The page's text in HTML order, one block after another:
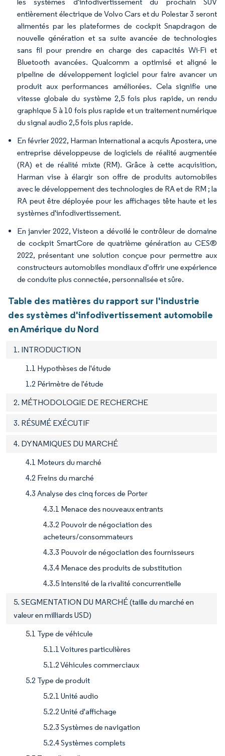
entièrement électrique de Volvo Cars et du Polestar 3 seront
alimentés par les plateformes de cockpit Snapdragon de
nouvelle génération et sa suite avancée de technologies
sans fil pour prendre en charge des capacités Wi-Fi et
Bluetooth avancées. Qualcomm a optimisé et aligné le
pipeline de développement logiciel pour faire avancer un
produit aux performances améliorées. Cela signifie une
vitesse globale du système 2,5 fois plus rapide, un rendu
graphique 5 à 10 fois plus rapide et un traitement numérique
du signal audio 2,5 fois plus rapide.
En février 2022, Harman International a acquis Apostera, une
entreprise développeuse de logiciels de réalité augmentée
(RA) et de réalité mixte (RM). Grâce à cette acquisition,
Harman vise à élargir son offre de produits automobiles
avec le développement des technologies de RA et de RM ; la
RA peut être déployée pour les affichages tête haute et les
systèmes d'infodivertissement.
En janvier 2022, Visteon a dévoilé le contrôleur de domaine
de cockpit SmartCore de quatrième génération au CES®
2022, présentant une solution conçue pour permettre aux
constructeurs automobiles mondiaux d'offrir une expérience
de conduite plus connectée, personnalisée et sûre.
Table des matières du rapport sur l'industrie
des systèmes d'infodivertissement automobile
en Amérique du Nord
1. INTRODUCTION
1.1 Hypothèses de l'étude
1.2 Périmètre de l'étude
2. MÉTHODOLOGIE DE RECHERCHE
3. RÉSUMÉ EXÉCUTIF
4. DYNAMIQUES DU MARCHÉ
4.1 Moteurs du marché
4.2 Freins du marché
4.3 Analyse des cinq forces de Porter
4.3.1 Menace des nouveaux entrants
4.3.2 Pouvoir de négociation des
acheteurs/consommateurs
4.3.3 Pouvoir de négociation des fournisseurs
4.3.4 Menace des produits de substitution
4.3.5 Intensité de la rivalité concurrentielle
5. SEGMENTATION DU MARCHÉ (taille du marché en
valeur en milliards USD)
5.1 Type de véhicule
5.1.1 Voitures particulières
5.1.2 Véhicules commerciaux
5.2 Type de produit
5.2.1 Unité audio
5.2.2 Unité d'affichage
5.2.3 Systèmes de navigation
5.2.4 Systèmes complets